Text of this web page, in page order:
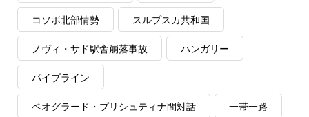
コソボ北部情勢 スルプスカ共和国
ノヴィ・サド駅舎崩落事故 ハンガリー
パイプライン
ベオグラード・プリシュティナ間対話 一帯一路